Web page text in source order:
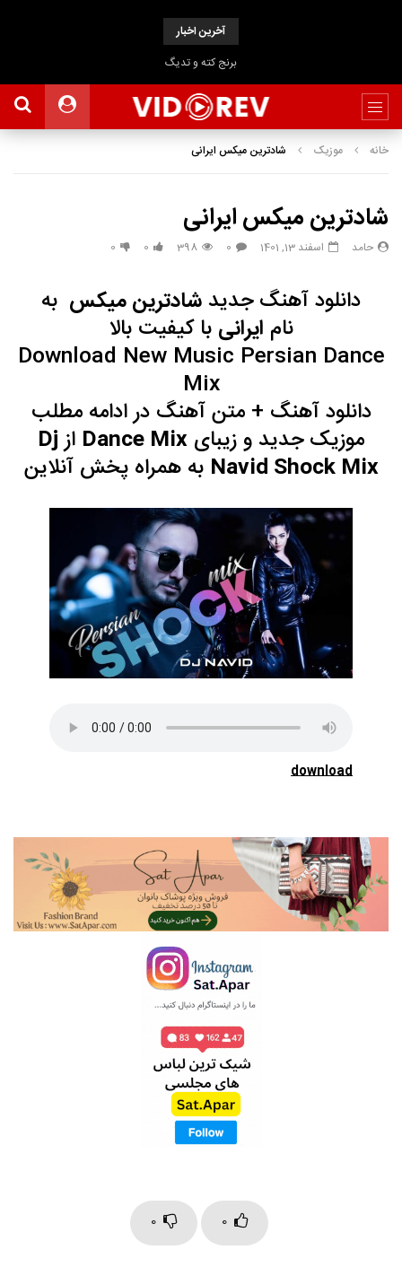
آخرین اخبار
برنج کته و تدیگ
خانه موزیک شادترین میکس ایرانی
شادترین میکس ایرانی
حامد اسفند 13, 1401 0
398
0
0
دانلود آهنگ جدیدشادترین میکس به
نام ایرانی باکیفیت بالا
Download New Music Persian Dance
Mix
دانلود آهنگ + متن آهنگ در ادامه مطلب
موزیک جدید و زیبای Dance Mix ازDj
Navid Shock Mix به همراهپخش آنلاین
download
0
0